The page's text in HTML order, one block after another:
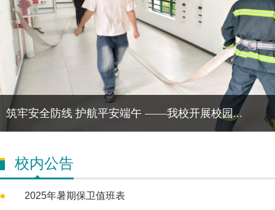
筑牢安全防线 护航平安端午 ——我校开展校园...
校内公告
2025年暑期保卫值班表